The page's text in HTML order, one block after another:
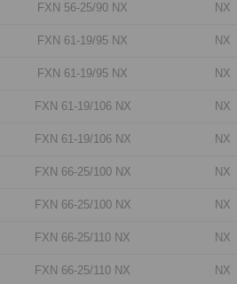
FXN 56-25/90 NX NX
FXN 61-19/95 NX NX
FXN 61-19/95 NX NX
FXN 61-19/106 NX NX
FXN 61-19/106 NX NX
FXN 66-25/100 NX NX
FXN 66-25/100 NX NX
FXN 66-25/110 NX NX
FXN 66-25/110 NX NX